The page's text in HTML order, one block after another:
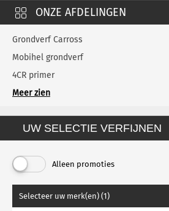
Grondverf Carross
Mobihel grondverf
4CR primer
Cromax grondverf
Glasurit Grondverf
Grondverf MaxMeyer
PPG grondverf
Meer zien
UW SELECTIE VERFIJNEN
Alleen promoties
Selecteer uw merk(en) (1)